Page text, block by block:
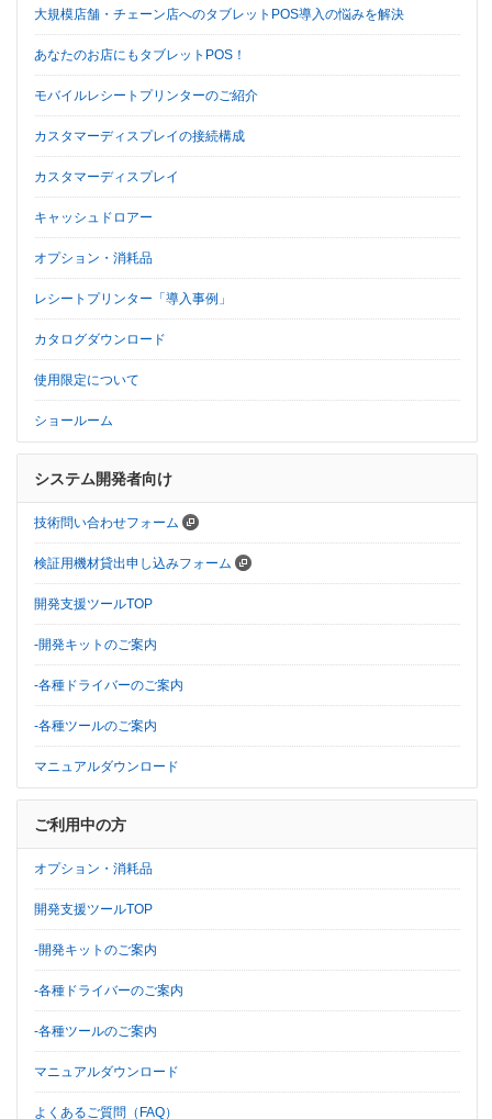
大規模店舗・チェーン店へのタブレットPOS導入の悩みを解決
あなたのお店にもタブレットPOS！
モバイルレシートプリンターのご紹介
カスタマーディスプレイの接続構成
カスタマーディスプレイ
キャッシュドロアー
オプション・消耗品
レシートプリンター「導入事例」
カタログダウンロード
使用限定について
ショールーム
システム開発者向け
技術問い合わせフォーム
検証用機材貸出申し込みフォーム
開発支援ツールTOP
-開発キットのご案内
-各種ドライバーのご案内
-各種ツールのご案内
マニュアルダウンロード
ご利用中の方
オプション・消耗品
開発支援ツールTOP
-開発キットのご案内
-各種ドライバーのご案内
-各種ツールのご案内
マニュアルダウンロード
よくあるご質問（FAQ）